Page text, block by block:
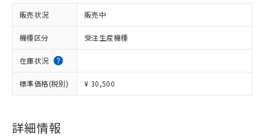
販売状況 販売中
機種区分 受注生産機種
在庫状況
標準価格(税別) ¥ 30,500
詳細情報